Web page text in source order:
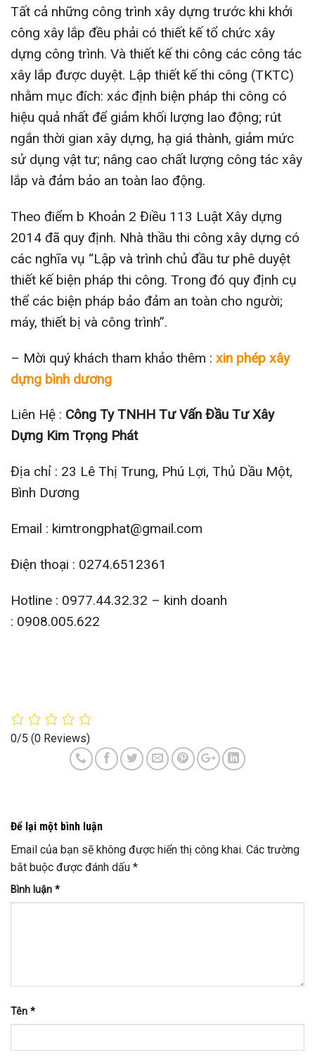
Tất cả những công trình xây dựng trước khi khởi
công xây lắp đều phải có thiết kế tổ chức xây
dựng công trình. Và thiết kế thi công các công tác
xây lắp được duyệt. Lập thiết kế thi công (TKTC)
nhằm mục đích: xác định biện pháp thi công có
hiệu quả nhất để giảm khối lượng lao động; rút
ngắn thời gian xây dựng, hạ giá thành, giảm mức
sử dụng vật tư; nâng cao chất lượng công tác xây
lắp và đảm bảo an toàn lao động.
Theo điểm b Khoản 2 Điều 113 Luật Xây dựng
2014 đã quy định. Nhà thầu thi công xây dựng có
các nghĩa vụ “Lập và trình chủ đầu tư phê duyệt
thiết kế biện pháp thi công. Trong đó quy định cụ
thể các biện pháp bảo đảm an toàn cho người;
máy, thiết bị và công trình”.
– Mời quý khách tham khảo thêm : xin phép xây
dựng bình dương
Liên Hệ : Công Ty TNHH Tư Vấn Đầu Tư Xây
Dựng Kim Trọng Phát
Địa chỉ : 23 Lê Thị Trung, Phú Lợi, Thủ Dầu Một,
Bình Dương
Email : kimtrongphat@gmail.com
Điện thoại : 0274.6512361
Hotline : 0977.44.32.32 – kinh doanh
: 0908.005.622
0/5 (0 Reviews)
Để lại một bình luận
Email của bạn sẽ không được hiển thị công khai. Các trường
bắt buộc được đánh dấu *
Bình luận *
Tên *